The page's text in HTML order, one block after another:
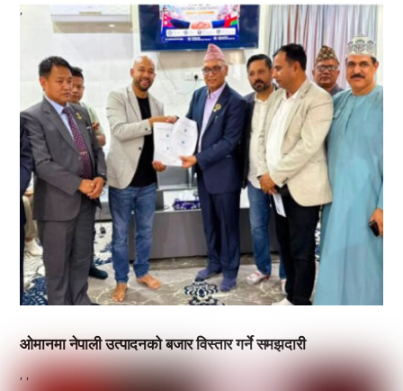
ओमानमा नेपाली उत्पादनको बजार विस्तार गर्ने समझदारी
, ,